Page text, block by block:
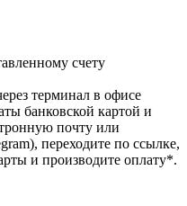
счету
терминал в офисе
банковской картой и
почту или
переходите по ссылке,
и производите оплату*.